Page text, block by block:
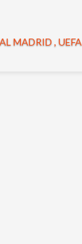
MADRID UEFA